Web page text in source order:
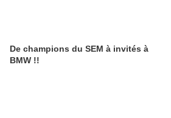
De champions du SEM à invités à
BMW !!